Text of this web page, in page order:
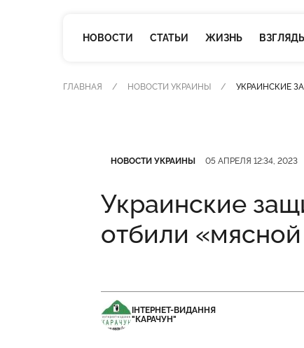
НОВОСТИ СТАТЬИ ЖИЗНЬ ВЗГЛЯДЫ
ГЛАВНАЯ НОВОСТИ УКРАИНЫ УКРАИНСКИЕ
НОВОСТИ УКРАИНЫ 05 АПРЕЛЯ 12:34, 2023
Украинские
отбили
ІНТЕРНЕТ-ВИДАННЯ
"КАРАЧУН"